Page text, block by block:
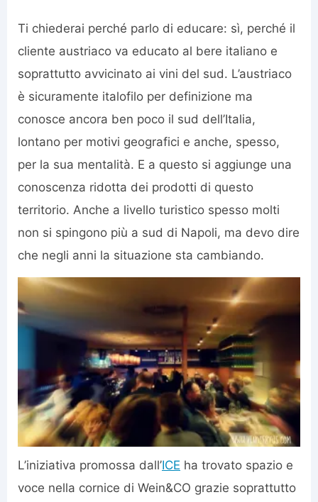
Ti chiederai perché parlo di educare: sì, perché il
cliente austriaco va educato al bere italiano e
soprattutto avvicinato ai vini del sud. L’austriaco
è sicuramente italofilo per definizione ma
conosce ancora ben poco il sud dell’Italia,
lontano per motivi geografici e anche, spesso,
per la sua mentalità. E a questo si aggiunge una
conoscenza ridotta dei prodotti di questo
territorio. Anche a livello turistico spesso molti
non si spingono più a sud di Napoli, ma devo dire
che negli anni la situazione sta cambiando.
L’iniziativa promossa dall’ICE ha trovato spazio e
voce nella cornice di Wein&CO grazie soprattutto